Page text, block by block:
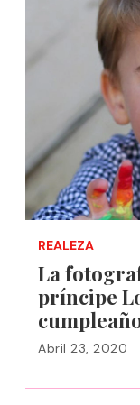
REALEZA
La
príncipe
Abril 23, 2020